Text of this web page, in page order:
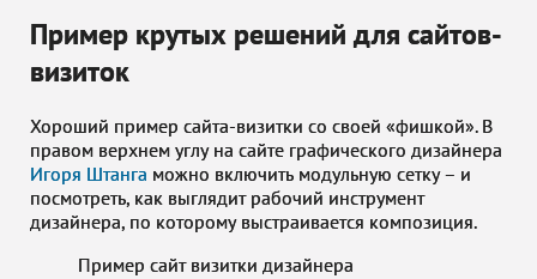
Пример крутых решений для сайтов-
визиток
Хороший пример сайта-визитки со своей «фишкой». В
правом верхнем углу на сайте графического дизайнера
Игоря Штанга можно включить модульную сетку – и
посмотреть, как выглядит рабочий инструмент
дизайнера, по которому выстраивается композиция.
Пример сайт визитки дизайнера